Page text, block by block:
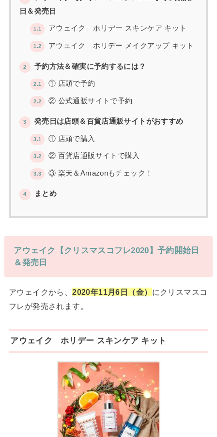
日＆発売日
1.1 アウェイク ホリデー スキンケア キット
1.2 アウェイク ホリデー メイクアップ キット
2 予約方法＆確実に予約するには？
2.1 ① 店頭で予約
2.2 ② 公式通販サイトで予約
3 発売日は店頭＆百貨店通販サイトがおすすめ
3.1 ① 店頭で購入
3.2 ② 百貨店通販サイトで購入
3.3 ③ 楽天＆Amazonもチェック！
4 まとめ
アウェイク【クリスマスコフレ2020】予約開始日
＆発売日
アウェイクから、2020年11月6日（金） にクリスマスコ
フレが発売されます。
アウェイク ホリデー スキンケア キット